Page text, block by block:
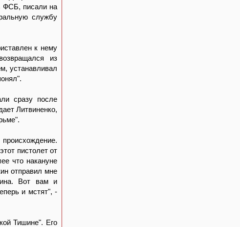
ФСБ, писали на
службу
к нему
из
устанавливал
сразу после
Литвиненко,
пистолет от
что накануне
отправил мне
Вот вам и
и мстят", -
Тишине". Его